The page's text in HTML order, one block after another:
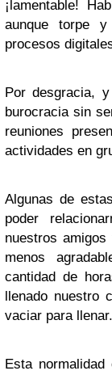
¡lamentable!
aunque torpe
procesos
Por desgracia,
burocracia sin
reuniones
actividades en
Algunas de
poder
nuestros
menos
cantidad de
llenado nuestro
vaciar para llenar.
Esta